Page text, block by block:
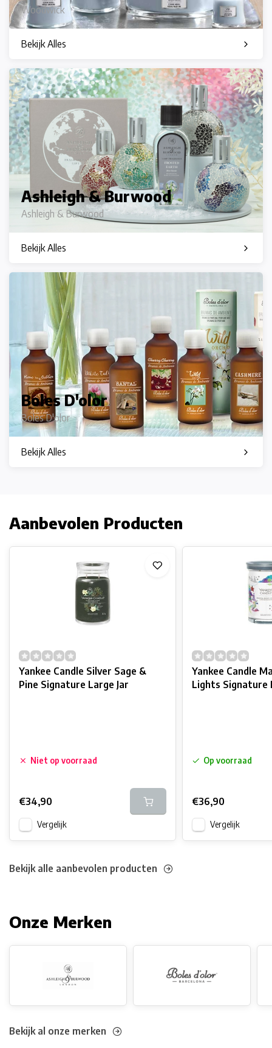
Woodwick
Bekijk Alles
Ashleigh & Burwood
Ashleigh & Burwood
Bekijk Alles
Boles D'olor
Boles D'olor
Bekijk Alles
Aanbevolen Producten
Yankee Candle Silver Sage &
Pine Signature Large Jar
Niet op voorraad
€34,90
Vergelijk
Yankee Candle
Lights Signature
Op voorraad
€36,90
Vergelijk
Bekijk alle aanbevolen producten
Onze Merken
Bekijk al onze merken